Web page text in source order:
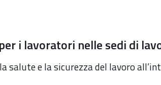
i lavoratori nelle sedi di
salute e la sicurezza del lavoro